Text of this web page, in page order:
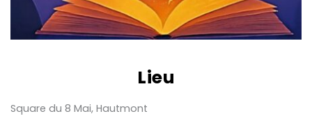
Lieu
Square du 8 Mai, Hautmont